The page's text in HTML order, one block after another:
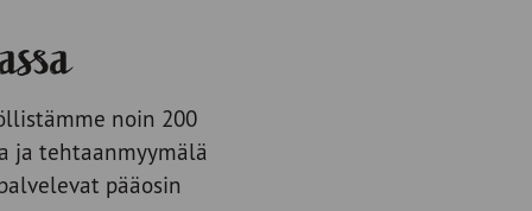
noin 200
ja tehtaanmyymälä
pääosin